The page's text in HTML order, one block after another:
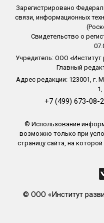
Зарегистрировано
связи, информационных
Свидетельство о
Учредитель: ООО «Институт
Главный
Адрес редакции: 123001, г.
+7 (499) 673-08-
© Использование
возможно только при
страницу сайта, на
© ООО «Институт